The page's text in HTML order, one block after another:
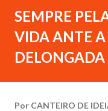
SEMPRE
VIDA ANTE
DELONGADA
Por CANTEIRO DE